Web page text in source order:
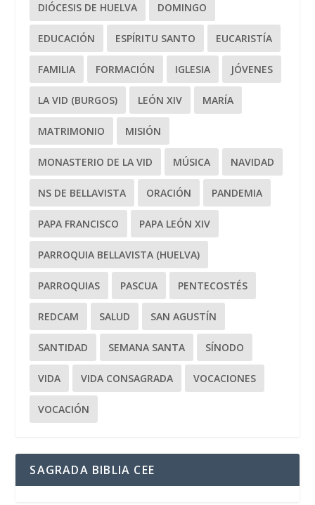
DIÓCESIS DE HUELVA DOMINGO
EDUCACIÓN ESPÍRITU SANTO EUCARISTÍA
FAMILIA FORMACIÓN IGLESIA JÓVENES
LA VID (BURGOS) LEÓN XIV MARÍA
MATRIMONIO MISIÓN
MONASTERIO DE LA VID MÚSICA NAVIDAD
NS DE BELLAVISTA ORACIÓN PANDEMIA
PAPA FRANCISCO PAPA LEÓN XIV
PARROQUIA BELLAVISTA (HUELVA)
PARROQUIAS PASCUA PENTECOSTÉS
REDCAM SALUD SAN AGUSTÍN
SANTIDAD SEMANA SANTA SÍNODO
VIDA VIDA CONSAGRADA VOCACIONES
VOCACIÓN
SAGRADA BIBLIA CEE